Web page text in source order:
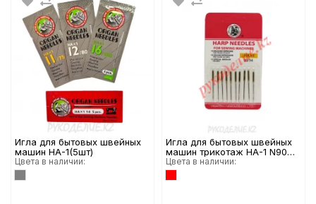
Игла для бытовых швейных
машин НА-1(5шт)
Цвета в наличии:
Игла для бытовых швейных
машин трикотаж НА-1 N90
(10шт)
Цвета в наличии: